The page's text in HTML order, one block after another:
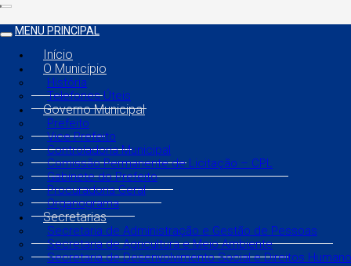
MENU PRINCIPAL
Início
O Município
História
Telefones Úteis
Governo Municipal
Prefeito
Vice Prefeito
Controladoria Municipal
Comissão Permanente de Licitação – CPL
Gabinete do Prefeito
Procuradoria Geral
Organograma
Secretarias
Secretaria de Administração e Gestão de Pessoas
Secretaria de Agricultura e Meio Ambiente
Secretaria de Desenvolvimento Social e Direitos